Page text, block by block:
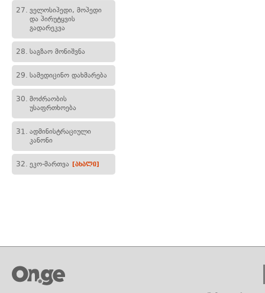
27. ველოსიპედი, მოპედი
და პირუტყვის
გადარეკვა
28. საგზაო მონიშვნა
29. სამედიცინო დახმარება
30. მოძრაობის
უსაფრთხოება
31. ადმინისტრაციული
კანონი
32. ეკო-მართვა [ახალი]